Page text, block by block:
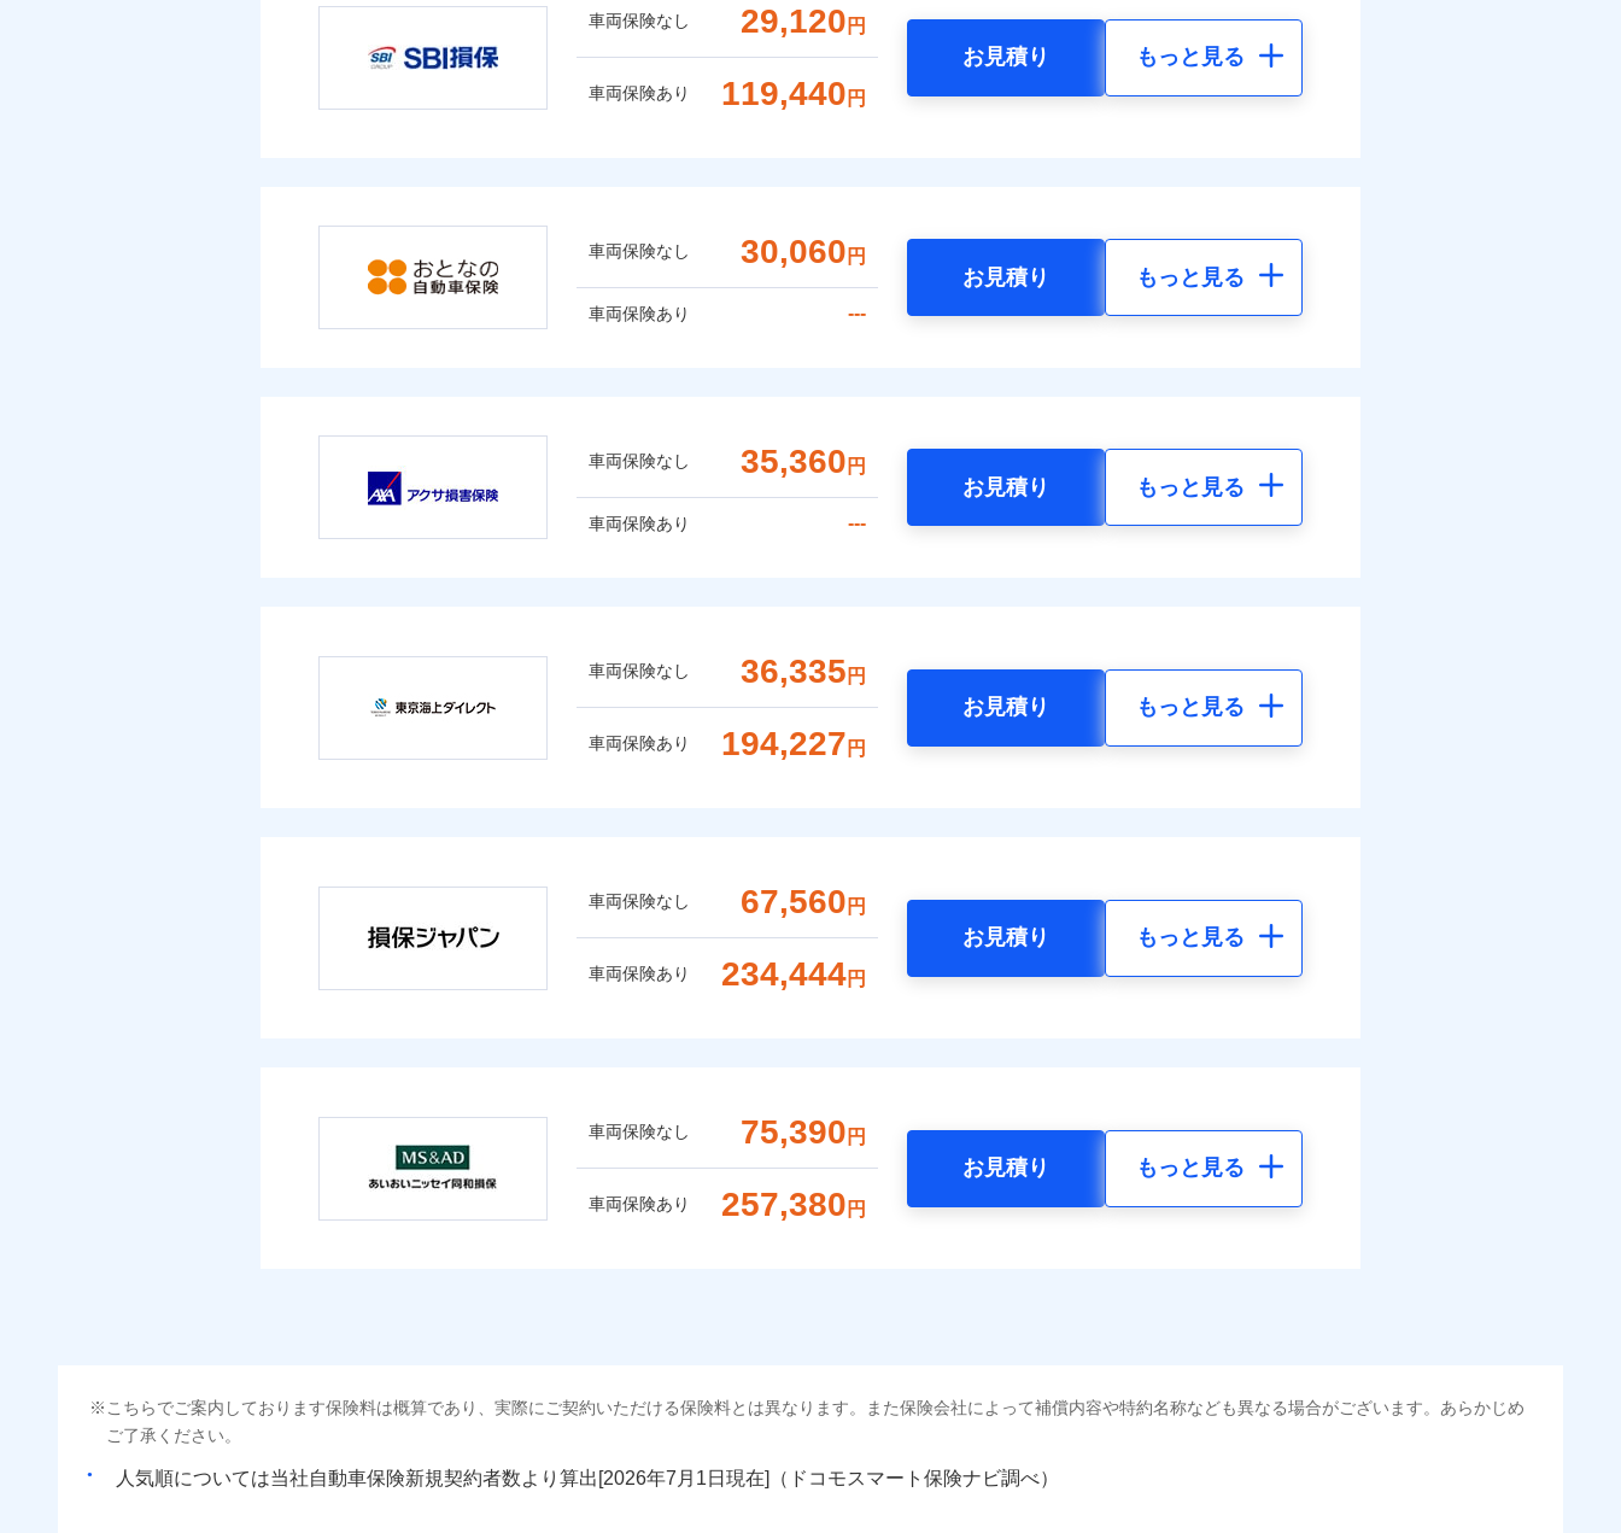
車両保険なし 29,120 円
車両保険あり 119,440 円
お見積り もっと見る
車両保険なし 30,060 円
車両保険あり ---
お見積り もっと見る
車両保険なし 35,360 円
車両保険あり ---
お見積り もっと見る
車両保険なし 36,335 円
車両保険あり 194,227 円
お見積り もっと見る
車両保険なし 67,560 円
車両保険あり 234,444円
お見積り もっと見る
車両保険なし 75,390 円
車両保険あり 257,380 円
お見積り もっと見る
こちらでご案内しております保険料は概算であり、実際にご契約いただける保険料とは異なります。また保険会社によって補償内容や特約名称なども異なる場合がございます。あらかじめ
ご了承ください。
人気順については当社 新規契約者数より算出[ 年 月 日現在]（ドコモスマート保険ナビ調べ）